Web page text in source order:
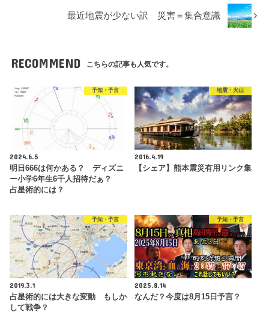
最近地震が少ない訳 災害＝集合意識
RECOMMEND こちらの記事も人気です。
予知・予言
2024.6.5
明日666は何かある？ ディズニ
ー小学6年生6千人招待だぁ？
占星術的には？
地震・火山
2016.4.19
【シェア】熊本震災有用リンク集
予知・予言
2019.3.1
占星術的には大きな変動 もしか
して戦争？
予知・予言
2025.8.14
なんだ？今度は8月15日予言？